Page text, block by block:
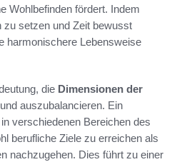
Wohlbefinden fördert. Indem
zu setzen und Zeit bewusst
harmonischere Lebensweise
die Dimensionen der
auszubalancieren. Ein
verschiedenen Bereichen des
berufliche Ziele zu erreichen als
nachzugehen. Dies führt zu einer